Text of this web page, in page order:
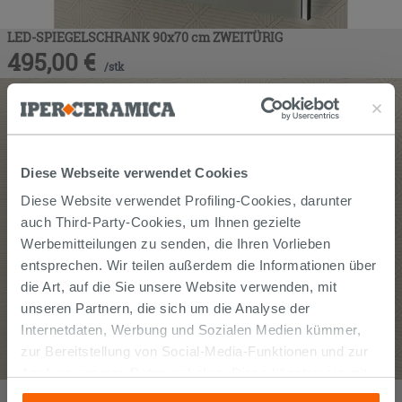
Diese Webseite verwendet Cookies
Diese Website verwendet Profiling-Cookies, darunter
auch Third-Party-Cookies, um Ihnen gezielte
Werbemitteilungen zu senden, die Ihren Vorlieben
entsprechen. Wir teilen außerdem die Informationen über
die Art, auf die Sie unsere Website verwenden, mit
unseren Partnern, die sich um die Analyse der
Internetdaten, Werbung und Sozialen Medien kümmer,
zur Bereitstellung von Social-Media-Funktionen und zur
anderen Informationen, die Sie ihnen geliefert haben oder
LED-SPIEGELSCHRANK 90x70 cm ZWEITÜRIG
495,00 € /stk